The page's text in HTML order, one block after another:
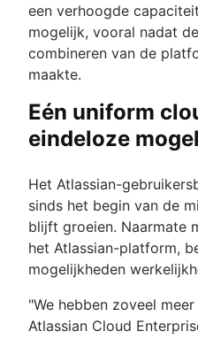
een verhoogde
mogelijk, vooral nadat
combineren van de
maakte.
Eén uniform
eindeloze
Het Atlassian-
sinds het begin van de
blijft groeien. Naarmate
het Atlassian-platform,
mogelijkheden
"We hebben zoveel
Atlassian Cloud